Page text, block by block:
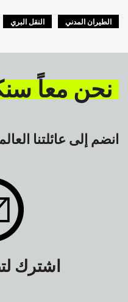
الطيران المدني النقل البري
نحن معاً
انضم إلى عائلتنا
اشترك